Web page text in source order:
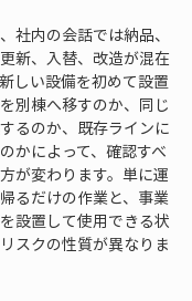
社内の会話では納品、
新、入替、改造が混在
しい設備を初めて設置
別棟へ移すのか、同じ
るのか、既存ラインに
かによって、確認すべ
が変わります。単に運
るだけの作業と、事業
設置して使用できる状
スクの性質が異なりま